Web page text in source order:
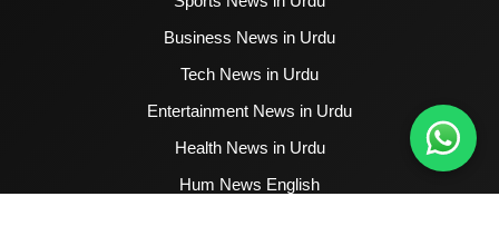
Business News in Urdu
Tech News in Urdu
Entertainment News in Urdu
Health News in Urdu
Hum News English